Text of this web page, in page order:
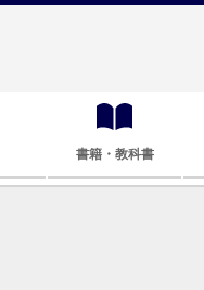
書籍・教科書